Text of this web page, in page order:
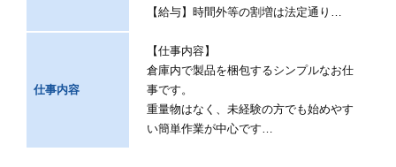
【給与】時間外等の割増は法定通り…
仕事内容
【仕事内容】
倉庫内で製品を梱包するシンプルなお仕
事です。
重量物はなく、未経験の方でも始めやす
い簡単作業が中心です…